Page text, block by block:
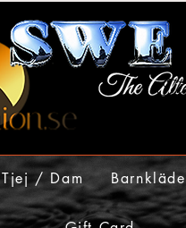
Tjej / Dam